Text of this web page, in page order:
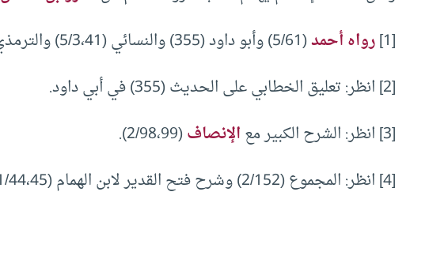
[1] رواه أحمد(5/61) وأبو داود (355) والنسائي (5/3،41) والترمذي (605) وقال: حديث حسن.
[2] انظر: تعليق الخطابي على الحديث (355) في أبي داود.
[3] انظر: الشرح الكبير مع
الإنصاف(2/98،99).
[4] انظر: المجموع (2/152) وشرح فتح القدير لابن الهمام (1/44،45).